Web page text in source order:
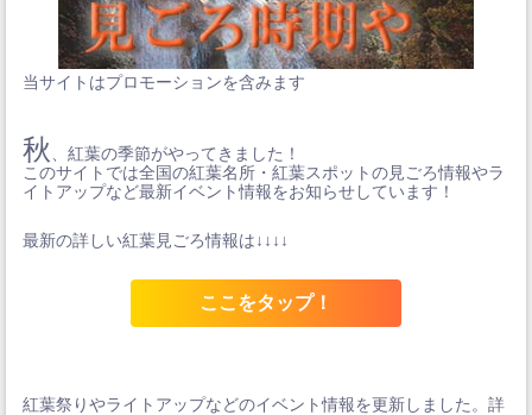
当サイトはプロモーションを含みます
秋
、紅葉の季節がやってきました！
このサイトでは全国の紅葉名所・紅葉スポットの見ごろ情報やラ
イトアップなど最新イベント情報をお知らせしています！
最新の詳しい紅葉見ごろ情報は↓↓↓↓
ここをタップ！
紅葉祭りやライトアップなどのイベント情報を更新しました。詳